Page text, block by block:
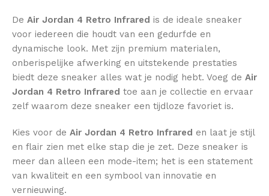
De Air Jordan 4 Retro Infrared is de ideale sneaker
voor iedereen die houdt van een gedurfde en
dynamische look. Met zijn premium materialen,
onberispelijke afwerking en uitstekende prestaties
biedt deze sneaker alles wat je nodig hebt. Voeg de Air
Jordan 4 Retro Infrared toe aan je collectie en ervaar
zelf waarom deze sneaker een tijdloze favoriet is.
Kies voor de Air Jordan 4 Retro Infrared en laat je stijl
en flair zien met elke stap die je zet. Deze sneaker is
meer dan alleen een mode-item; het is een statement
van kwaliteit en een symbool van innovatie en
vernieuwing.